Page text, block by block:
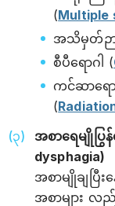
(Multiple
အသိမှတ်ဉ
စီပီရောဂါ (
ကင်ဆာရေ
(
အစာရေမျိုပြွ
dysphagia)
အစာမျိုချပြီ
အစာများ လ